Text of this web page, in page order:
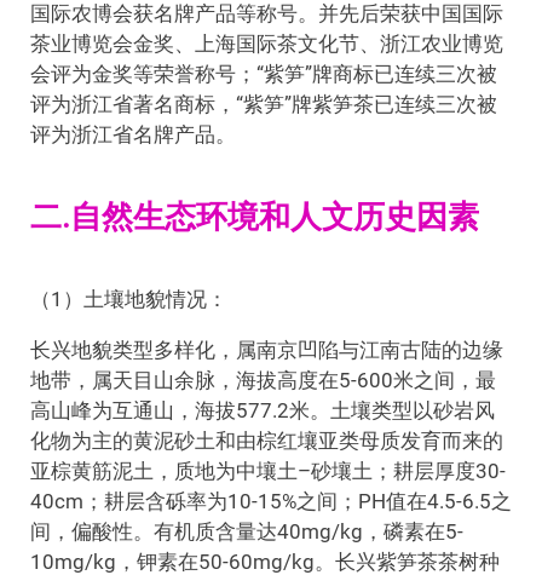
国际农博会获名牌产品等称号。并先后荣获中国国际
茶业博览会金奖、上海国际茶文化节、浙江农业博览
会评为金奖等荣誉称号；“紫笋”牌商标已连续三次被
评为浙江省著名商标，“紫笋”牌紫笋茶已连续三次被
评为浙江省名牌产品。
二.自然生态环境和人文历史因素
（1）土壤地貌情况：
长兴地貌类型多样化，属南京凹陷与江南古陆的边缘
地带，属天目山余脉，海拔高度在5-600米之间，最
高山峰为互通山，海拔577.2米。土壤类型以砂岩风
化物为主的黄泥砂土和由棕红壤亚类母质发育而来的
亚棕黄筋泥土，质地为中壤土–砂壤土；耕层厚度30-
40cm；耕层含砾率为10-15%之间；PH值在4.5-6.5之
间，偏酸性。有机质含量达40mg/kg，磷素在5-
10mg/kg，钾素在50-60mg/kg。长兴紫笋茶茶树种